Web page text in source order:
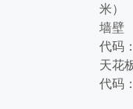
米）
墙壁
代码
天花
代码